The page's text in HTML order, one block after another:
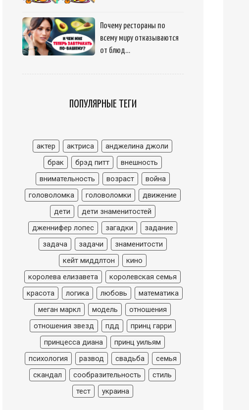
Почему рестораны по
всему миру отказываются
от блюд…
ПОПУЛЯРНЫЕ ТЕГИ
актер актриса
анджелина джоли
брак
брэд питт
внешность
внимательность
возраст
война
головоломка
головоломки
движение
дети
дети знаменитостей
дженнифер лопес
загадки
задание
задача
задачи
знаменитости
кейт миддлтон
кино
королева елизавета
королевская семья
красота
логика любовь
математика
меган маркл
модель
отношения
отношения звезд
пдд
принц гарри
принцесса диана
принц уильям
психология
развод свадьба
семья
скандал
сообразительность
стиль
тест
украина